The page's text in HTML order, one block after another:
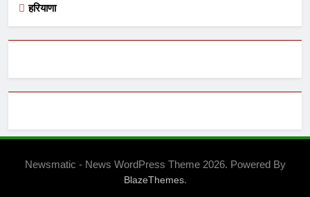
हरियाणा
Newsmatic - News WordPress Theme 2026. Powered By
BlazeThemes.